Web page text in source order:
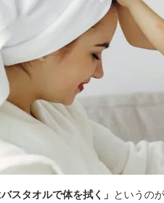
スタオルで体を拭く」
というの